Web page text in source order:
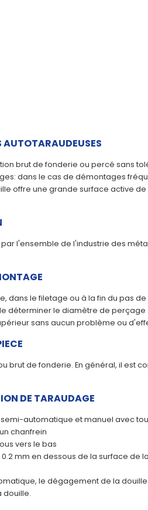
AUTOTARAUDEUSES
brut de fonderie ou percé sans
dans le cas de démontages
offre une grande surface active
l'ensemble de l'industrie des
dans le filetage ou à la fin du pas
déterminer le diamètre de
sans aucun problème ou
brut de fonderie. En général, il est
DE TARAUDAGE
automatique et manuel avec
chanfrein
vers le bas
0.2 mm en dessous de la surface
le dégagement de la
douille.